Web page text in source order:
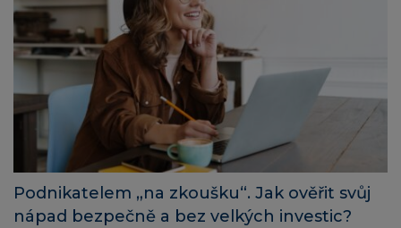
Podnikatelem „na zkoušku“. Jak ověřit svůj
nápad bezpečně a bez velkých investic?